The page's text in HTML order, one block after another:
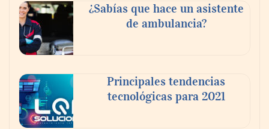
SiteMinder nombra vicepresidente de
¿Sabías que hace un asistente
de ambulancia?
Principales tendencias
tecnológicas para 2021